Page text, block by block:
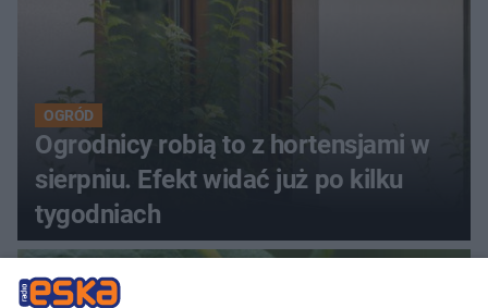
OGRÓD
Ogrodnicy robią to z hortensjami w
sierpniu. Efekt widać już po kilku
tygodniach